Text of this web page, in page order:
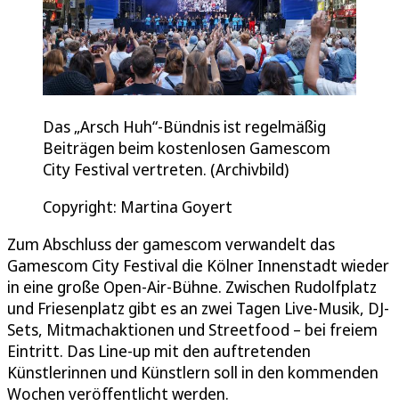
Das „Arsch Huh“-Bündnis ist regelmäßig
Beiträgen beim kostenlosen Gamescom
City Festival vertreten. (Archivbild)
Copyright: Martina Goyert
Zum Abschluss der gamescom verwandelt das
Gamescom City Festival die Kölner Innenstadt wieder
in eine große Open-Air-Bühne. Zwischen Rudolfplatz
und Friesenplatz gibt es an zwei Tagen Live-Musik, DJ-
Sets, Mitmachaktionen und Streetfood – bei freiem
Eintritt. Das Line-up mit den auftretenden
Künstlerinnen und Künstlern soll in den kommenden
Wochen veröffentlicht werden.